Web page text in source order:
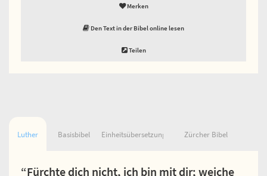
Merken
Den Text in der Bibel online lesen
Teilen
Luther Basisbibel Einheitsübersetzung Zürcher Bibel
“Fürchte dich nicht, ich bin mit dir; weiche